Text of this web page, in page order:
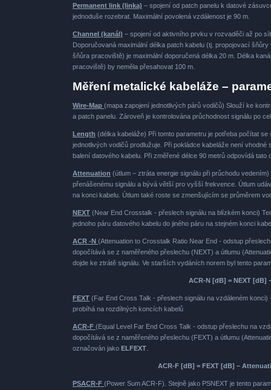
Permanent link (linka) – spojení od patch panelu k datové
jednoduše rozebrat. Maximální povolená vzdálenost je 90 m.
Channel (kanál) – spojení od aktivního prvku v rozvaděči až po
Doporučovaná maximální délka patch kabelu (tj. propojovací
šňůra pracoviště) je maximální doporučená délka 20 m. Délka
pracoviště) by neměla přesahovat 100 m.
Měření metalické kabeláže –
Wire-Map (mapa zapojení jednotlivých párů vodičů) Slouží ke
a patch panelu. Zároveň je kontrolována průchodnost signálu po
Length (délka kabeláže) Při tomto parametru je potřeba počítat
jednotlivých vodičů prodlužuje. Při pokládce kabeláže není
balení datového kabelu. Při změřené délce 90 metrů odpovídá
Attenuation (útlum – ztráta energie signálu při průchodu
přenášenému signálu a bývá větší pro vyšší frekvence. Útlum
na konci kabelu. Útlum také roste se zmenšujícím se průměrem
NEXT (Near End Crosstalk - přeslech signálu na blízkém konci)
jednoho páru datového kabelu do jiného páru na stejném konci
ACR -N (Attenuation to Crosstalk Ratio Near End - odstup
dopočítává se z naměřeného přeslechu (NEXT) a útlumu
dojde ke ztrátě signálu. Ve starších vydáních norem byl tento
ACR-N [dB] = NEXT [dB]
FEXT (Far End Cross Talk - přeslech signálu na vzdáleném
probíhá na rozdílných koncích kabelů
ACR-F (Equal Level Far End Cross Talk - odstup přeslechu na
dopočítává se z naměřeného přeslechu (FEXT) a útlumu
označován jako ELFEXT
ACR-F [dB] = FEXT [dB] –
PSACR-F (Power Sum ACR-F). Stejně jako PSNEXT je tento